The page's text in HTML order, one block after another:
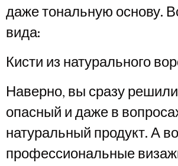
даже тональную основу.
вида:
Кисти из натурального
Наверно, вы сразу
опасный и даже в
натуральный продукт. А
профессиональные